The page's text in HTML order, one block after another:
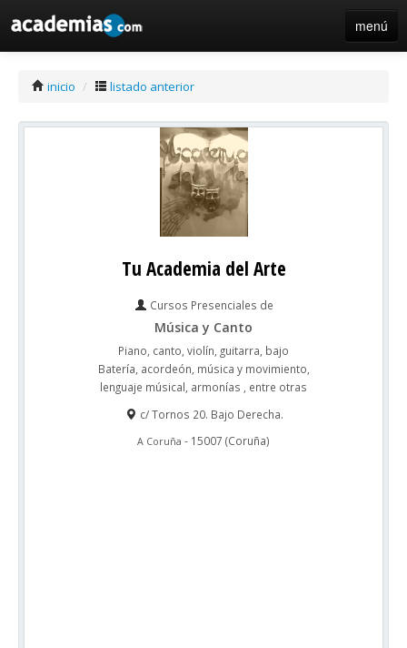
menú
inicio / listado anterior
Tu Academia del Arte
Cursos Presenciales de
Música y Canto
Piano, canto, violín, guitarra, bajo
Batería, acordeón, música y movimiento,
lenguaje músical, armonías , entre otras
c/ Tornos 20. Bajo Derecha.
A Coruña - 15007 (Coruña)